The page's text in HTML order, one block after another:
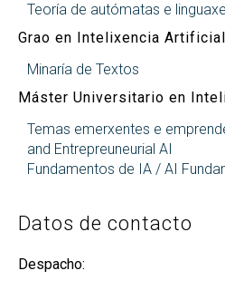
Teoría de autómatas e
Grao en Intelixencia Artificial
Minaría de Textos
Máster Universitario en
Temas emerxentes e
and Entrepreuneurial AI
Fundamentos de IA / AI
Datos de contacto
Despacho: